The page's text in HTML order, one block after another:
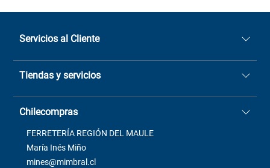
Servicios al Cliente
Quiénes somos
Sucursales
Términos y condiciones
Contacto
Venta Terreno
Trabaja con Nosotros
Tiendas y servicios
Casa Matriz: Avenida Chorrillos
2137 San Javier, Fono (73)
Chilecompras
FERRETERÍA REGIÓN DEL MAULE
María Inés Miño
mines@mimbral.cl